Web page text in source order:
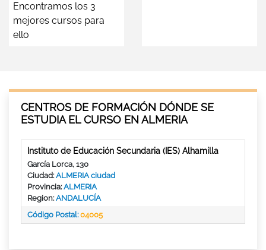
Encontramos los 3
mejores cursos para
ello
CENTROS DE FORMACIÓN DÓNDE SE
ESTUDIA EL CURSO EN ALMERIA
Instituto de Educación Secundaria (IES) Alhamilla
García Lorca, 130
Ciudad:ALMERIA ciudad
Provincia:ALMERIA
Region:ANDALUCÍA
Código Postal:04005